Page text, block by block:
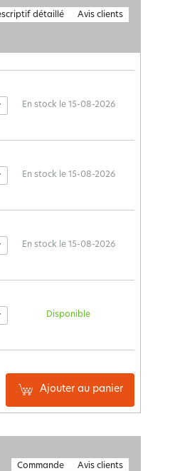
détaillé Avis clients
En stock le 15-08-2026
En stock le 15-08-2026
En stock le 15-08-2026
Disponible
Ajouter au panier
Commande Avis clients